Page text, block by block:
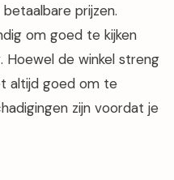
prijzen.
om goed te kijken
Hoewel de winkel streng
altijd goed om te
zijn voordat je